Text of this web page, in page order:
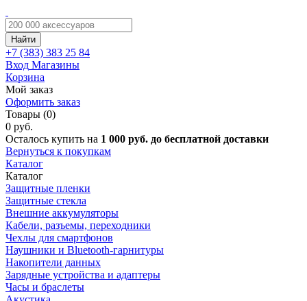
Найти
+7 (383) 383 25 84
Вход Магазины
Корзина
Мой заказ
Оформить заказ
Товары (0)
0 руб.
Осталось купить на 1 000 руб. до бесплатной доставки
Вернуться к покупкам
Каталог
Каталог
Защитные пленки
Защитные стекла
Внешние аккумуляторы
Кабели, разъемы, переходники
Чехлы для смартфонов
Наушники и Bluetooth-гарнитуры
Накопители данных
Зарядные устройства и адаптеры
Часы и браслеты